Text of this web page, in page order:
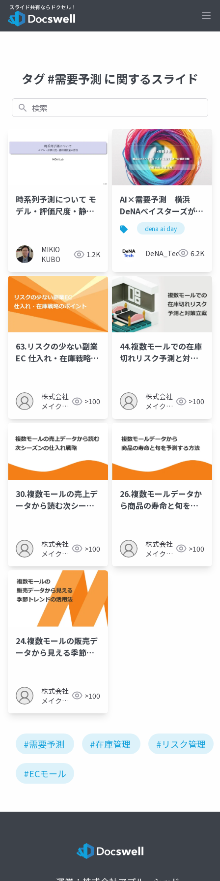
タグ #需要予測 に関するスライド
検索
時系列予測について モ
デル・評価尺度・静的
MIKIO
KUBO
1.2K
AI×需要予測 横浜
DeNAベイスターズが目
指す世界一の購買体験
dena ai day
DeNA_Tech 6.2K
63.リスクの少ない副業
EC 仕入れ・在庫戦略の
株式会社
メイクア
>100
44.複数モールでの在庫
切れリスク予測と対策
株式会社
メイクア
>100
30.複数モールの売上デ
ータから読む次シーズ
株式会社
メイクア
>100
26.複数モールデータか
ら商品の寿命と旬を予
株式会社
メイクア
>100
24.複数モールの販売デ
ータから見える季節ト
株式会社
メイクア
>100
#需要予測 #在庫管理 #リスク管理
#ECモール